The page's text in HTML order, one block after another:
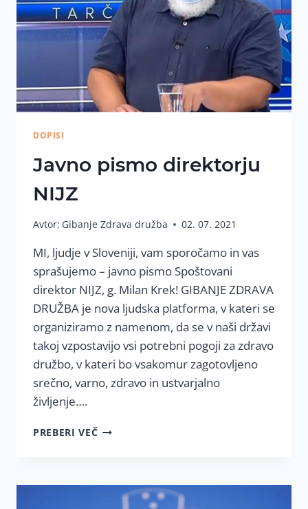
DOPISI
Javno pismo direktorju
NIJZ
Avtor: Gibanje Zdrava družba 02. 07. 2021
MI, ljudje v Sloveniji, vam sporočamo in vas
sprašujemo – javno pismo Spoštovani
direktor NIJZ, g. Milan Krek! GIBANJE ZDRAVA
DRUŽBA je nova ljudska platforma, v kateri se
organiziramo z namenom, da se v naši državi
takoj vzpostavijo vsi potrebni pogoji za zdravo
družbo, v kateri bo vsakomur zagotovljeno
srečno, varno, zdravo in ustvarjalno
življenje….
PREBERI VEČJAVNO